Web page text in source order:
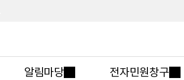
알림마당 전자민원창구